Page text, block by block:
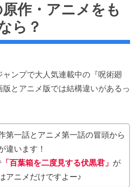
作・アニメをも
ら？
ンプで大人気連載中の『呪術廻
とアニメ版では結構違いがあるっ
第一話とアニメ第一話の冒頭から
違います！
「百葉箱を二度見する伏黒君」 が
アニメだけですよー♪